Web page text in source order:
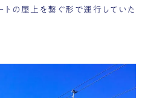
トの屋上を繋ぐ形で運行していた